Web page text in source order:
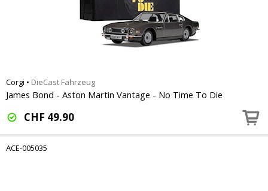
Corgi • DieCast Fahrzeug
James Bond - Aston Martin Vantage - No Time To Die
CHF 49.90
ACE-005035